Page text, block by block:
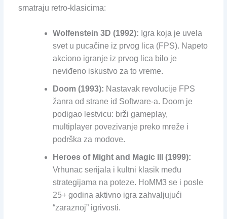
smatraju retro-klasicima:
Wolfenstein 3D (1992): Igra koja je uvela
svet u pucačine iz prvog lica (FPS). Napeto
akciono igranje iz prvog lica bilo je
neviđeno iskustvo za to vreme.
Doom (1993): Nastavak revolucije FPS
žanra od strane id Software-a. Doom je
podigao lestvicu: brži gameplay,
multiplayer povezivanje preko mreže i
podrška za modove.
Heroes of Might and Magic III (1999):
Vrhunac serijala i kultni klasik među
strategijama na poteze. HoMM3 se i posle
25+ godina aktivno igra zahvaljujući
“zaraznoj” igrivosti.